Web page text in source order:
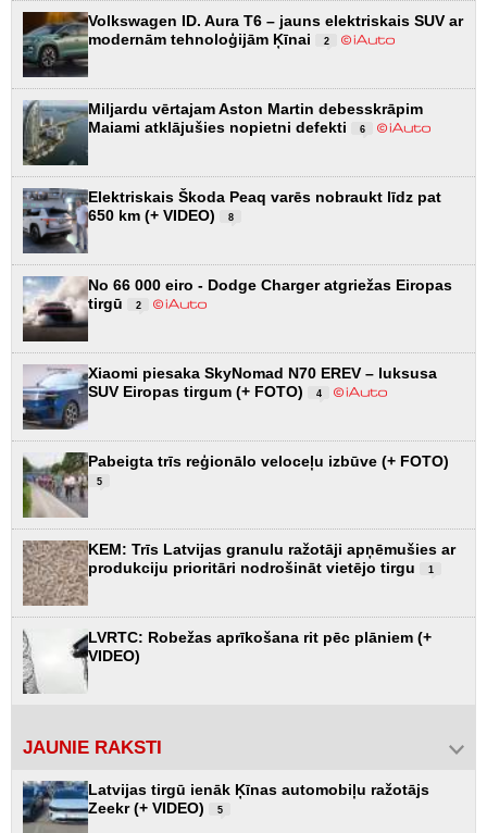
Volkswagen ID. Aura T6 – jauns elektriskais SUV ar
modernām tehnoloģijām Ķīnai
2
Miljardu vērtajam Aston Martin debesskrāpim
Maiami atklājušies nopietni defekti
6
Elektriskais Škoda Peaq varēs nobraukt līdz pat
650 km (+ VIDEO)
8
No 66 000 eiro - Dodge Charger atgriežas Eiropas
tirgū
2
Xiaomi piesaka SkyNomad N70 EREV – luksusa
SUV Eiropas tirgum (+ FOTO)
4
Pabeigta trīs reģionālo veloceļu izbūve (+ FOTO)
5
KEM: Trīs Latvijas granulu ražotāji apņēmušies ar
produkciju prioritāri nodrošināt vietējo tirgu
1
LVRTC: Robežas aprīkošana rit pēc plāniem (+
VIDEO)
JAUNIE RAKSTI
Latvijas tirgū ienāk Ķīnas automobiļu ražotājs
Zeekr (+ VIDEO)
5